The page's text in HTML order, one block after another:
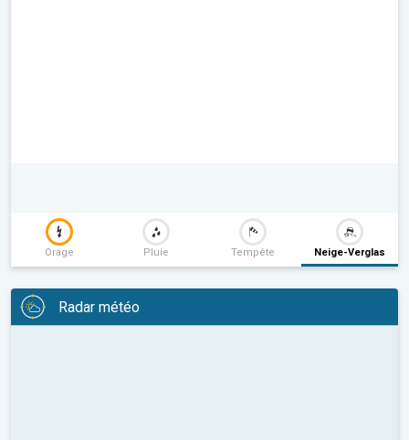
Orage Pluie Tempête Neige-Verglas
Radar météo